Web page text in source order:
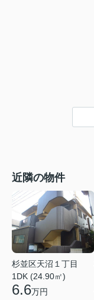
近隣の物件
杉並区天沼１丁目
1DK (24.90㎡)
6.6万円